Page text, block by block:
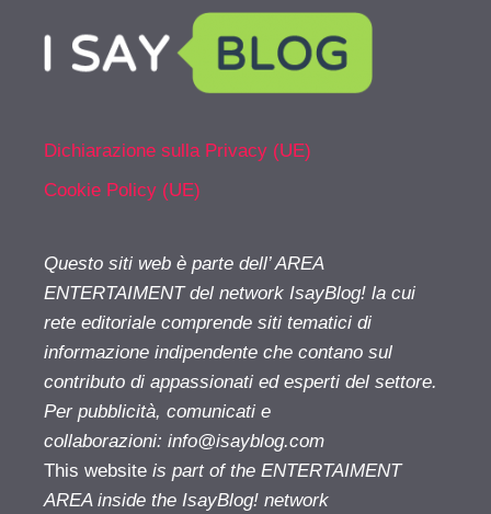
Dichiarazione sulla Privacy (UE)
Cookie Policy (UE)
Questo siti web è parte dell’ AREA
ENTERTAIMENT del network IsayBlog! la cui
rete editoriale comprende siti tematici di
informazione indipendente che contano sul
contributo di appassionati ed esperti del settore.
Per pubblicità, comunicati e
collaborazioni: info@isayblog.com
This website is part of the ENTERTAIMENT
AREA inside the IsayBlog! network